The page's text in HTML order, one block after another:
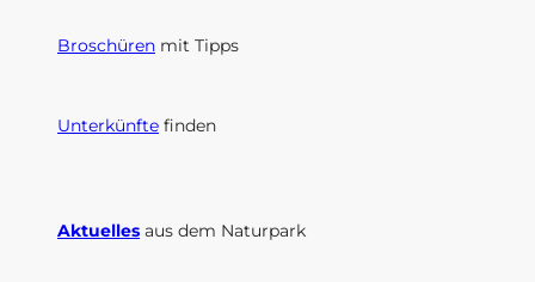
Broschüren mit Tipps
Unterkünfte finden
Aktuelles aus dem Naturpark